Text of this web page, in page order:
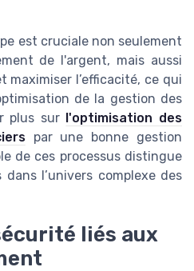
est cruciale non seulement
de l'argent, mais aussi
maximiser l’efficacité, ce qui
de la gestion des
plus sur l'optimisation des
par une bonne gestion
de ces processus distingue
l’univers complexe des
liés aux